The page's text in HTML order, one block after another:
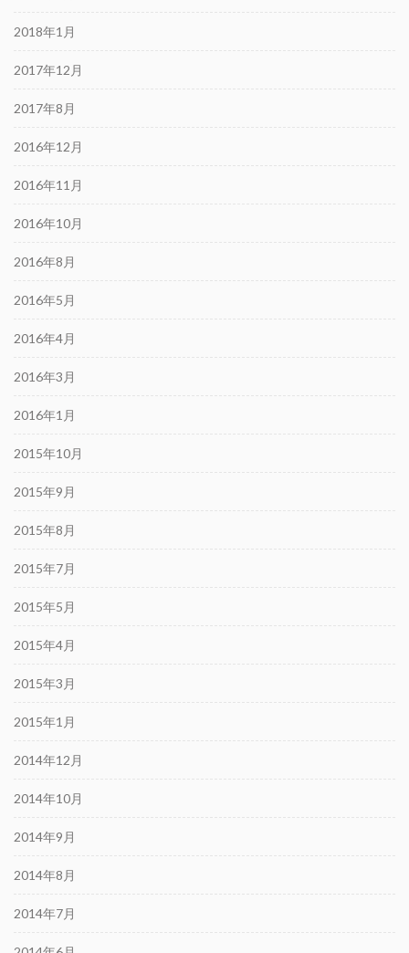
2018年1月
2017年12月
2017年8月
2016年12月
2016年11月
2016年10月
2016年8月
2016年5月
2016年4月
2016年3月
2016年1月
2015年10月
2015年9月
2015年8月
2015年7月
2015年5月
2015年4月
2015年3月
2015年1月
2014年12月
2014年10月
2014年9月
2014年8月
2014年7月